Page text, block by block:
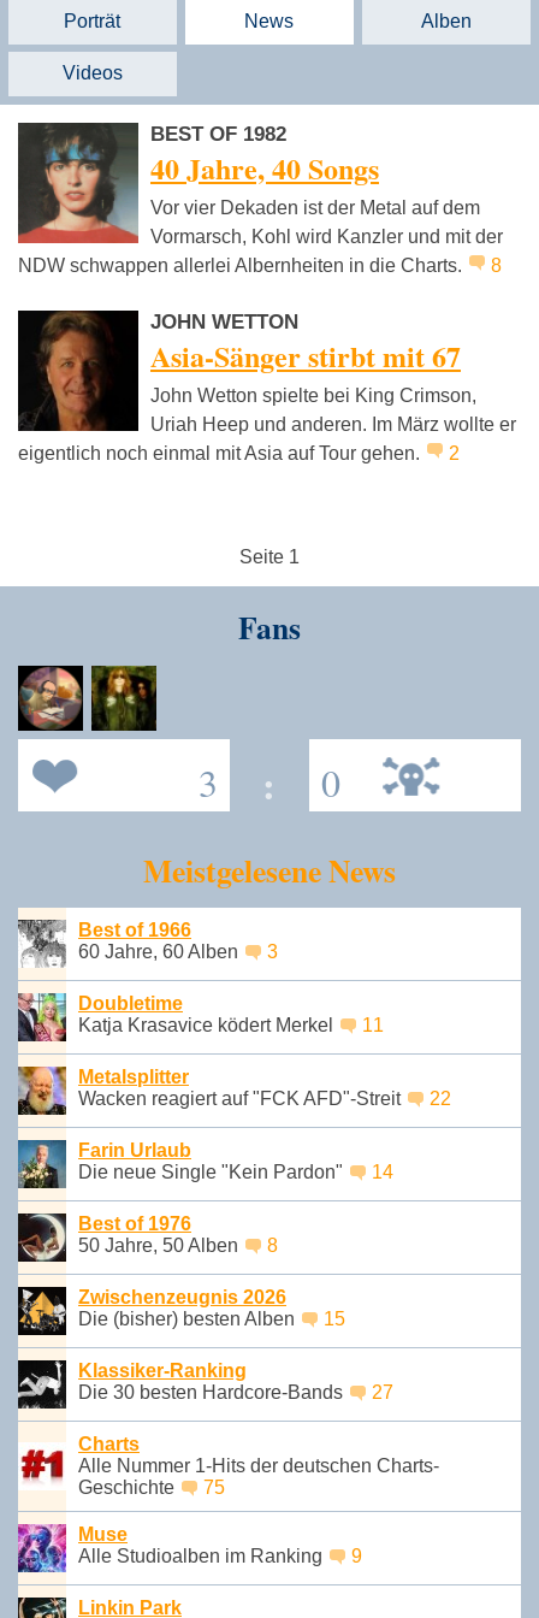
Porträt News Alben
Videos
BEST OF 1982
40 Jahre, 40 Songs
Vor vier Dekaden ist der Metal auf dem
Vormarsch, Kohl wird Kanzler und mit der
NDW schwappen allerlei Albernheiten in die Charts.
8
JOHN WETTON
Asia-Sänger stirbt mit 67
John Wetton spielte bei King Crimson,
Uriah Heep und anderen. Im März wollte er
eigentlich noch einmal mit Asia auf Tour gehen.
2
Seite 1
Fans
3 : 0
Meistgelesene News
Best of 1966
60 Jahre, 60 Alben
3
Doubletime
Katja Krasavice ködert Merkel
11
Metalsplitter
Wacken reagiert auf "FCK AFD"-Streit
22
Farin Urlaub
Die neue Single "Kein Pardon"
14
Best of 1976
50 Jahre, 50 Alben
8
Zwischenzeugnis 2026
Die (bisher) besten Alben
15
Klassiker-Ranking
Die 30 besten Hardcore-Bands
27
Charts
Alle Nummer 1-Hits der deutschen Charts-
Geschichte
75
Muse
Alle Studioalben im Ranking
9
Linkin Park